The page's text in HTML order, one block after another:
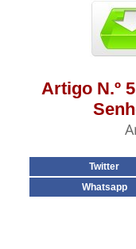
Artigo N.º
Twitter
Whatsapp